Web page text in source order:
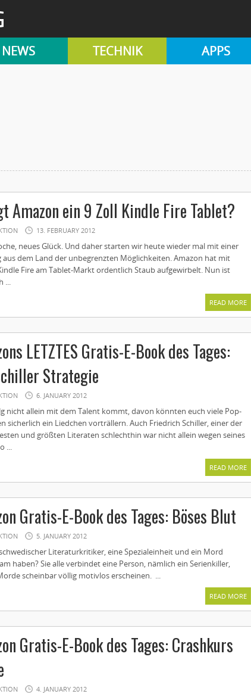
NEWS TECHNIK APPS
Amazon ein 9 Zoll Kindle Fire Tablet?
13. FEBRUARY 2012
neues Glück. Und daher starten wir heute wieder mal mit einer
aus dem Land der unbegrenzten Möglichkeiten. Amazon hat mit
Fire am Tablet-Markt ordentlich Staub aufgewirbelt. Nun ist
...
READ MORE
LETZTES Gratis-E-Book des Tages:
Strategie
6. JANUARY 2012
nicht allein mit dem Talent kommt, davon könnten euch viele Pop-
sicherlich ein Liedchen vorträllern. Auch Friedrich Schiller, einer der
und größten Literaten schlechthin war nicht allein wegen seines
...
READ MORE
Gratis-E-Book des Tages: Böses Blut
5. JANUARY 2012
Literaturkritiker, eine Spezialeinheit und ein Mord
haben? Sie alle verbindet eine Person, nämlich ein Serienkiller,
scheinbar völlig motivlos erscheinen. ...
READ MORE
Gratis-E-Book des Tages: Crashkurs
4. JANUARY 2012